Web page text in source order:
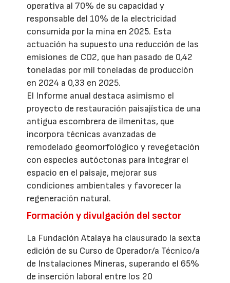
operativa al 70% de su capacidad y
responsable del 10% de la electricidad
consumida por la mina en 2025. Esta
actuación ha supuesto una reducción de las
emisiones de CO2, que han pasado de 0,42
toneladas por mil toneladas de producción
en 2024 a 0,33 en 2025.
El Informe anual destaca asimismo el
proyecto de restauración paisajística de una
antigua escombrera de ilmenitas, que
incorpora técnicas avanzadas de
remodelado geomorfológico y revegetación
con especies autóctonas para integrar el
espacio en el paisaje, mejorar sus
condiciones ambientales y favorecer la
regeneración natural.
Formación y divulgación del sector
La Fundación Atalaya ha clausurado la sexta
edición de su Curso de Operador/a Técnico/a
de Instalaciones Mineras, superando el 65%
de inserción laboral entre los 20